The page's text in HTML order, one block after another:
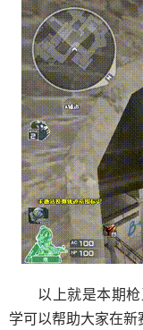
以上就是本期
学可以帮助大家在新